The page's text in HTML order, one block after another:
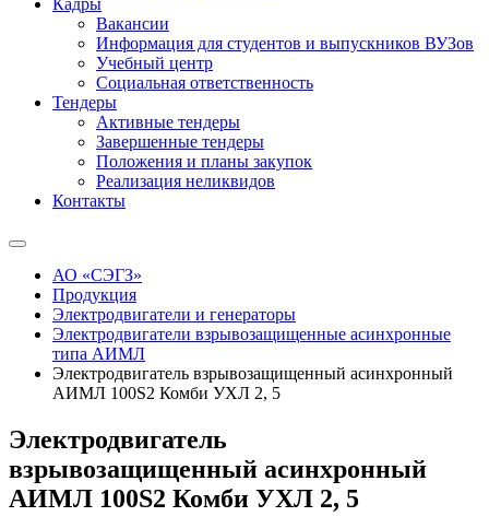
Кадры
Вакансии
Информация для студентов и выпускников ВУЗов
Учебный центр
Социальная ответственность
Тендеры
Активные тендеры
Завершенные тендеры
Положения и планы закупок
Реализация неликвидов
Контакты
АО «СЭГЗ»
Продукция
Электродвигатели и генераторы
Электродвигатели взрывозащищенные асинхронные
типа АИМЛ
Электродвигатель взрывозащищенный асинхронный
АИМЛ 100S2 Комби УХЛ 2, 5
Электродвигатель
взрывозащищенный асинхронный
АИМЛ 100S2 Комби УХЛ 2, 5